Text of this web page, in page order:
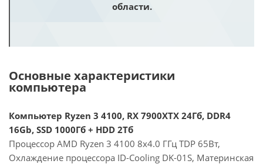
области.
Основные характеристики
компьютера
Компьютер Ryzen 3 4100, RX 7900XTX 24Гб, DDR4
16Gb, SSD 1000Гб + HDD 2Тб
Процессор AMD Ryzen 3 4100 8x4.0 ГГц TDP 65Вт,
Охлаждение процессора ID-Cooling DK-01S, Материнская